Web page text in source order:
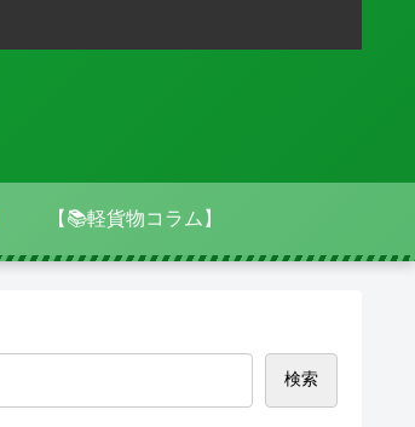
【📚軽貨物コラム】
検索